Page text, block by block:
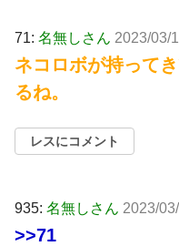
71: 名無しさん 2023/03/
ネコロボが持って
るね。
レスにコメント
935: 名無しさん 2023/
>>71